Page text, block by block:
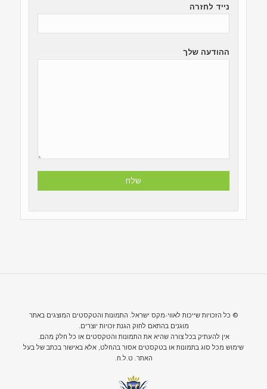
נייד לחזרה
ההודעה שלך
© כל הזכויות שייכות לאווי-מקס ישראל. התמונות והטקסטים המוצגים באתר
מוגנים בהתאם לחוק הגנת זכויות יוצרים.
אין להעתיק בכל צורה שהיא את התמונות והטקסטים או כל חלק מהם.
שימוש מכל סוג בתמונות או בטקסטים אסור בהחלט, אלא באישור בכתב של בעל
האתר. ט.ל.ח.